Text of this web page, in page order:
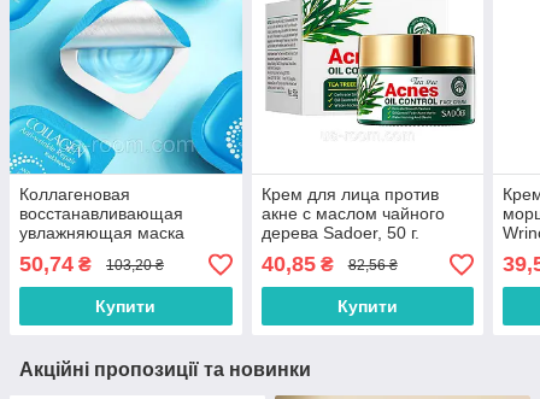
Коллагеновая
восстанавливающая
увлажняющая маска
против морщин
FAYANKOU. 7,5г*8 шт.
50,74 ₴ 103,20 ₴
Купити
Крем для лица против
акне с маслом чайного
дерева Sadoer, 50 г.
40,85₴ 82,56 ₴
Купити
Акційні пропозиції та новинки